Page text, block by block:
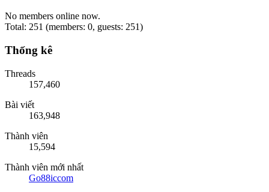
No members online now.
Total: 251 (members: 0, guests: 251)
Thống kê
Threads
157,460
Bài viết
163,948
Thành viên
15,594
Thành viên mới nhất
Go88iccom